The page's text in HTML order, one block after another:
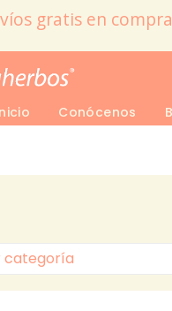
gratis en
Conócenos
categoría